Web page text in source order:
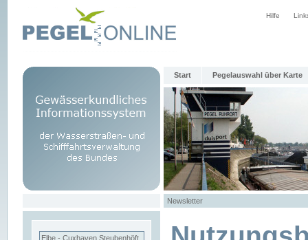
Hilfe
Start Pegelauswahl über Karte
Newsletter
Elbe - Cuxhaven Steubenhöft